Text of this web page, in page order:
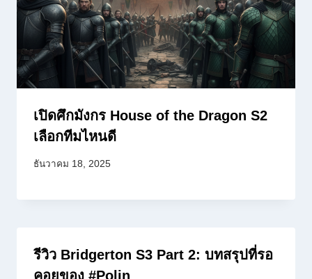
เปิดศึกมังกร House of the Dragon S2
เลือกทีมไหนดี
ธันวาคม 18, 2025
รีวิว Bridgerton S3 Part 2: บทสรุปที่รอ
คอยของ #Polin